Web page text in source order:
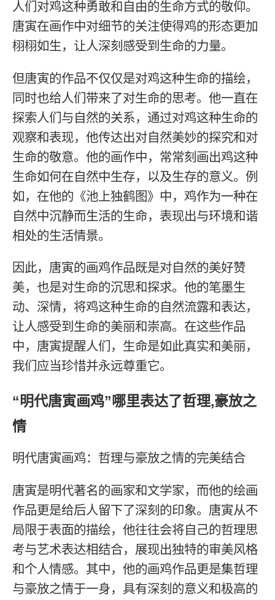
人们对鸡这种勇敢和自由的生命方式的敬仰。
唐寅在画作中对细节的关注使得鸡的形态更加
栩栩如生，让人深刻感受到生命的力量。
但唐寅的作品不仅仅是对鸡这种生命的描绘，
同时也给人们带来了对生命的思考。他一直在
探索人们与自然的关系，通过对鸡这种生命的
观察和表现，他传达出对自然美妙的探究和对
生命的敬意。他的画作中，常常刻画出鸡这种
生命如何在自然中生存，以及生存的意义。例
如，在他的《池上独鹤图》中，鸡作为一种在
自然中沉静而生活的生命，表现出与环境和谐
相处的生活情景。
因此，唐寅的画鸡作品既是对自然的美好赞
美，也是对生命的沉思和探求。他的笔墨生
动、深情，将鸡这种生命的自然流露和表达，
让人感受到生命的美丽和崇高。在这些作品
中，唐寅提醒人们，生命是如此真实和美丽，
我们应当珍惜并永远尊重它。
“明代唐寅画鸡”哪里表达了哲理,豪放之
情
明代唐寅画鸡：哲理与豪放之情的完美结合
唐寅是明代著名的画家和文学家，而他的绘画
作品更是给后人留下了深刻的印象。唐寅从不
局限于表面的描绘，他往往会将自己的哲理思
考与艺术表达相结合，展现出独特的审美风格
和个人情感。其中，他的画鸡作品更是集哲理
与豪放之情于一身，具有深刻的意义和极高的